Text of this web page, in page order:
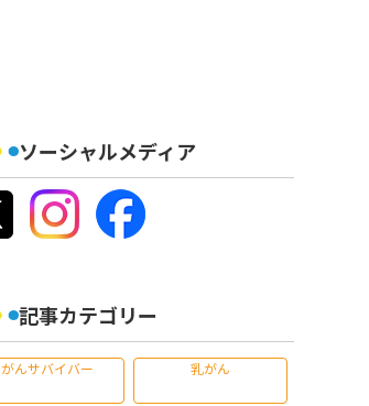
ソーシャルメディア
記事カテゴリー
がんサバイバー 乳がん